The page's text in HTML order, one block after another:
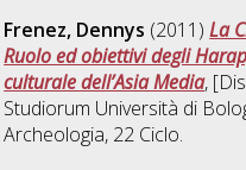
Frenez, Dennys (2011)La
Ruolo ed obiettivi degli
culturale dell’Asia Media,
Studiorum Università di
Archeologia, 22 Ciclo.